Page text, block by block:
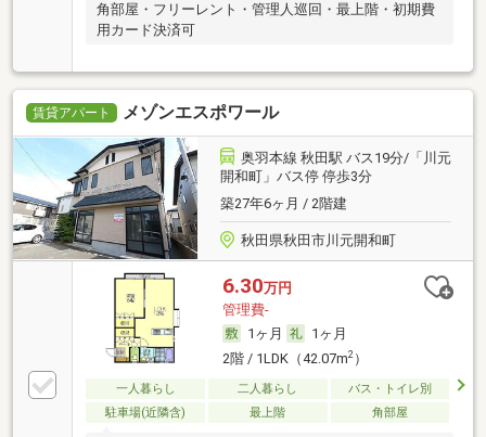
角部屋・フリーレント・管理人巡回・最上階・初期費
用カード決済可
賃貸アパート メゾンエスポワール
奥羽本線 秋田駅 バス19分/「川元
開和町」バス停 停歩3分
築27年6ヶ月 / 2階建
秋田県秋田市川元開和町
6.30万円
管理費-
1ヶ月
1ヶ月
2階 / 1LDK（42.07m2）
一人暮らし 二人暮らし
バス・トイレ別
駐車場(近隣含)
最上階 角部屋